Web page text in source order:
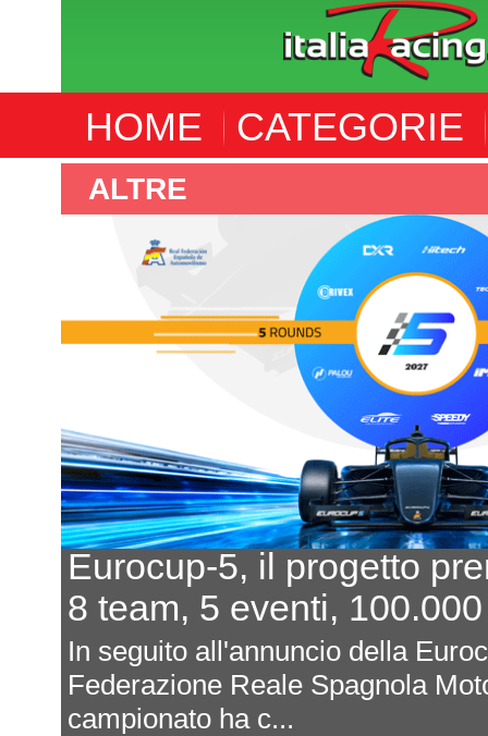
HOME CATEGORIE
ALTRE
Eurocup-5, il progetto
8 team, 5 eventi,
In seguito all'annuncio della
Federazione Reale Spagnola
campionato ha c...